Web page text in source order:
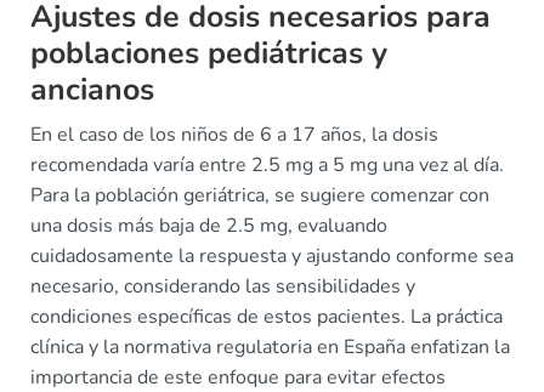
Ajustes de dosis necesarios para
poblaciones pediátricas y
ancianos
En el caso de los niños de 6 a 17 años, la dosis
recomendada varía entre 2.5 mg a 5 mg una vez al día.
Para la población geriátrica, se sugiere comenzar con
una dosis más baja de 2.5 mg, evaluando
cuidadosamente la respuesta y ajustando conforme sea
necesario, considerando las sensibilidades y
condiciones específicas de estos pacientes. La práctica
clínica y la normativa regulatoria en España enfatizan la
importancia de este enfoque para evitar efectos